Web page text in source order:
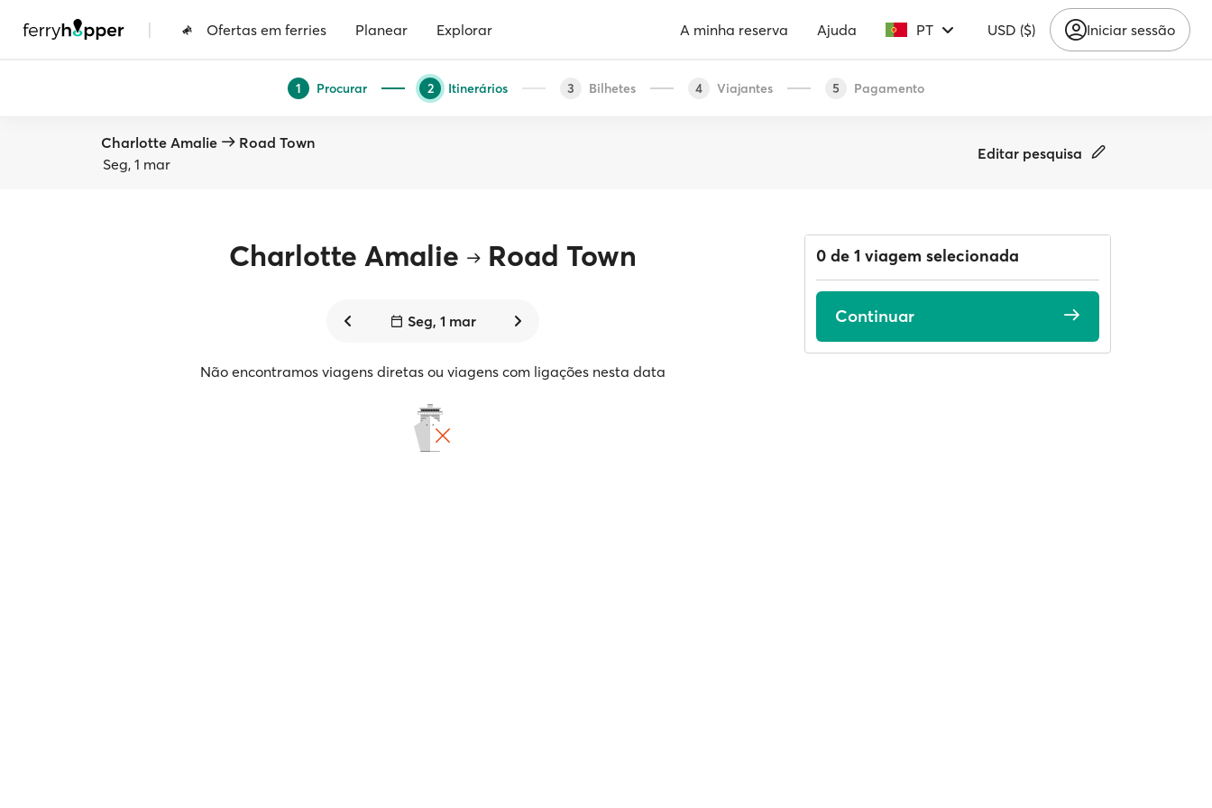
| Ofertas em ferries Planear Explorar A minha reserva Ajuda PT USD ($) Iniciar sessão
1 Procurar 2 Itinerários 3 Bilhetes 4 Viajantes 5 Pagamento
Charlotte Amalie
Road Town
Seg, 1 mar
Editar pesquisa
Charlotte Amalie Road Town
Seg, 1 mar
Não encontramos viagens diretas ou viagens com ligações nesta data
0 de 1 viagem selecionada
Continuar